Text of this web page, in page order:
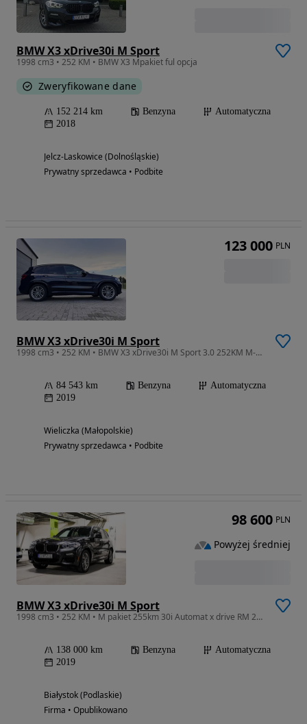
BMW X3 xDrive30i M Sport
1998 cm3 • 252 KM • BMW X3 Mpakiet ful opcja
Zweryfikowane dane
152 214 km Benzyna
Automatyczna
2018
Jelcz-Laskowice (Dolnośląskie)
Prywatny sprzedawca • Podbite
BMW X3 xDrive30i M Sport
1998 cm3 • 252 KM • BMW X3 xDrive30i M Sport 3.0 252KM M-Pakiet
84 543 km Benzyna
Automatyczna
2019
Wieliczka (Małopolskie)
Prywatny sprzedawca • Podbite
123 000 PLN
BMW X3 xDrive30i M Sport
1998 cm3 • 252 KM • M pakiet 255km 30i Automat x drive RM 20 Polecam szczególnie
138 000 km Benzyna
Automatyczna
2019
Białystok (Podlaskie)
Firma • Opublikowano
98 600 PLN
Powyżej średniej